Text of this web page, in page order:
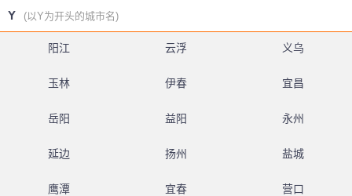
Y (以Y为开头的城市名)
阳江 云浮 义乌
玉林 伊春 宜昌
岳阳 益阳 永州
延边 扬州 盐城
鹰潭 宜春 营口